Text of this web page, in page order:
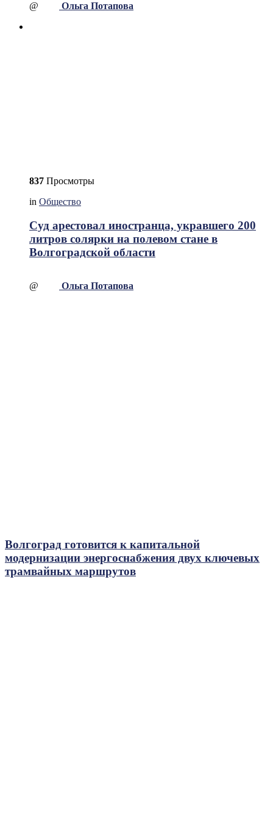
@ Ольга Потапова
837 Просмотры
in Общество
Суд арестовал иностранца, укравшего 200
литров солярки на полевом стане в
Волгоградской области
@ Ольга Потапова
Волгоград готовится к капитальной
модернизации энергоснабжения двух ключевых
трамвайных маршрутов